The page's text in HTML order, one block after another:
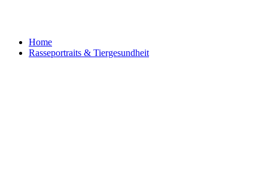
Home
Rasseportraits & Tiergesundheit